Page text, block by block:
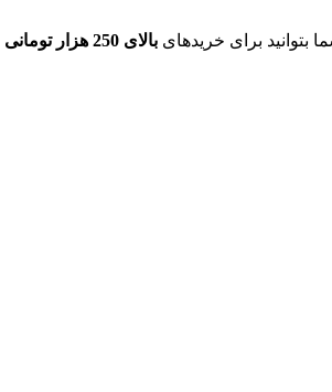
بتوانید برای خریدهای بالای 250 هزار تومانی